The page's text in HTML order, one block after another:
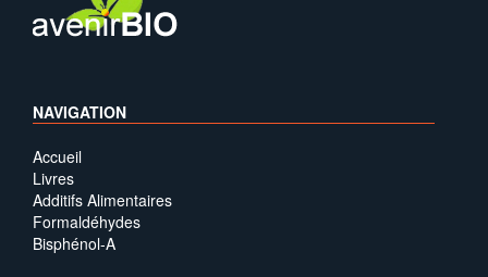
NAVIGATION
Accueil
Livres
Additifs Alimentaires
Formaldéhydes
Bisphénol-A